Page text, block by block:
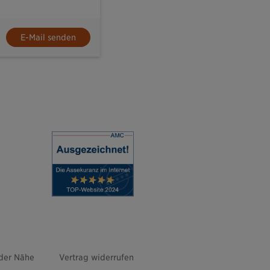
E-Mail senden
Nähe Vertrag widerrufen